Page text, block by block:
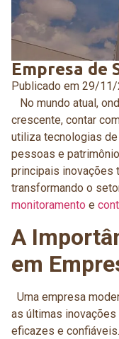
Empresa de
Publicado em 29/11/
No mundo atual,
crescente, contar
utiliza tecnologias
pessoas e
principais inovações
transformando o
monitoramento e
A
em
Uma empresa
as últimas
eficazes e